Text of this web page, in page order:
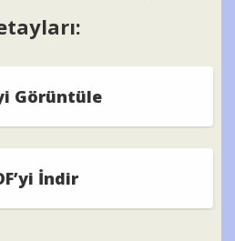
Görüntüle
İndir